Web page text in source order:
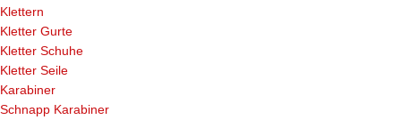
Klettern
Kletter Gurte
Kletter Schuhe
Kletter Seile
Karabiner
Schnapp Karabiner